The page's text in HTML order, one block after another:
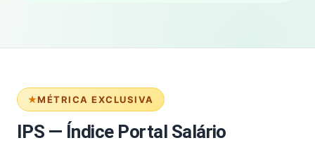
MÉTRICA EXCLUSIVA
IPS — Índice Portal Salário